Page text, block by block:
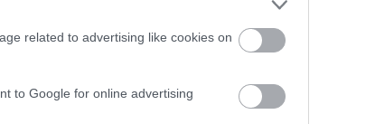
related to advertising like cookies on
to Google for online advertising
átlagos napi költsége 1171 dollár, vagyis
nagyjából 71 ezer